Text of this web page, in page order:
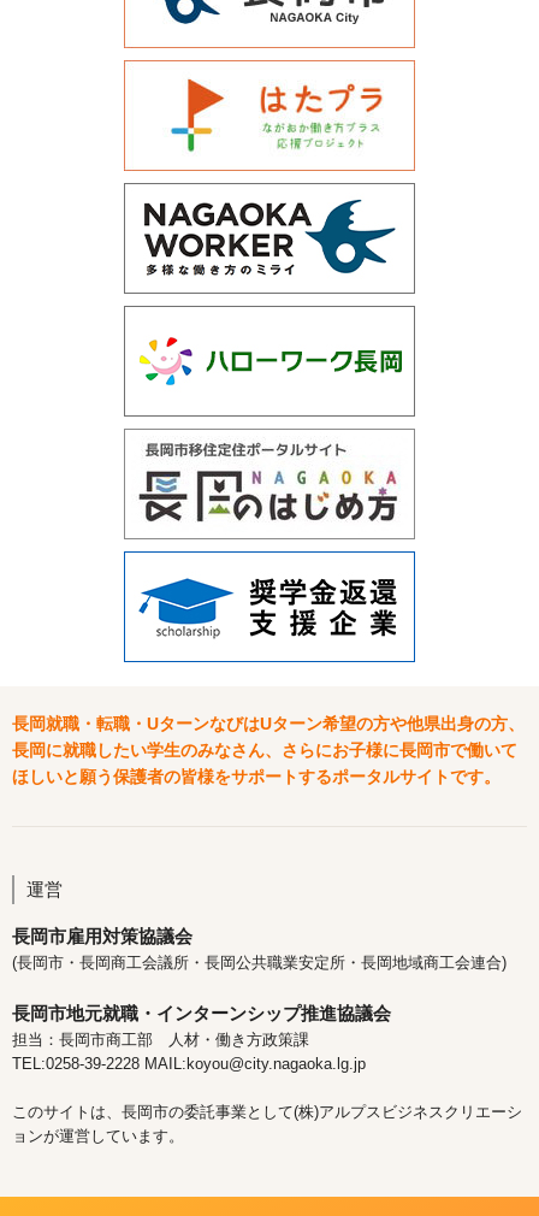
長岡就職・転職・UターンなびはUターン希望の方や他県出身の方、
長岡に就職したい学生のみなさん、さらにお子様に長岡市で働いて
ほしいと願う保護者の皆様をサポートするポータルサイトです。
運営
長岡市雇用対策協議会
(長岡市・長岡商工会議所・長岡公共職業安定所・長岡地域商工会連合)
長岡市地元就職・インターンシップ推進協議会
担当：長岡市商工部 人材・働き方政策課
TEL:0258-39-2228 MAIL:koyou@city.nagaoka.lg.jp
このサイトは、長岡市の委託事業として(株)アルプスビジネスクリエーシ
ョンが運営しています。